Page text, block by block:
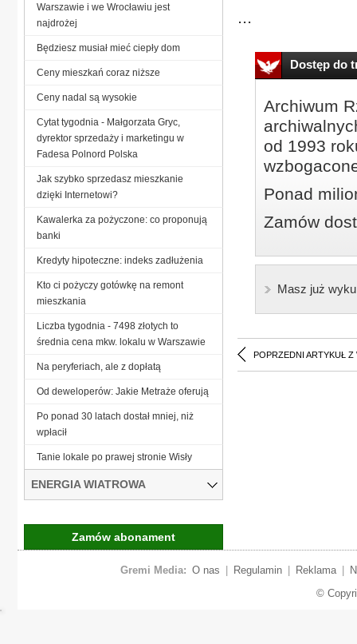
...
Dostęp do
Archiwum
od 1993
Ponad
Zamów
Masz już
POPRZEDNI ARTYKUŁ Z
Warszawie i we Wrocławiu jest
najdrożej
Będziesz musiał mieć ciepły dom
Ceny mieszkań coraz niższe
Ceny nadal są wysokie
Cytat tygodnia - Małgorzata Gryc,
dyrektor sprzedaży i marketingu w
Fadesa Polnord Polska
Jak szybko sprzedasz mieszkanie
dzięki Internetowi?
Kawalerka za pożyczone: co proponują
banki
Kredyty hipoteczne: indeks zadłużenia
Kto ci pożyczy gotówkę na remont
mieszkania
Liczba tygodnia - 7498 złotych to
średnia cena mkw. lokalu w Warszawie
Na peryferiach, ale z dopłatą
Od deweloperów: Jakie Metraże oferują
Po ponad 30 latach dostał mniej, niż
wpłacił
Tanie lokale po prawej stronie Wisły
ENERGIA WIATROWA
Zamów abonament
Gremi Media: O nas Regulamin Reklama
©